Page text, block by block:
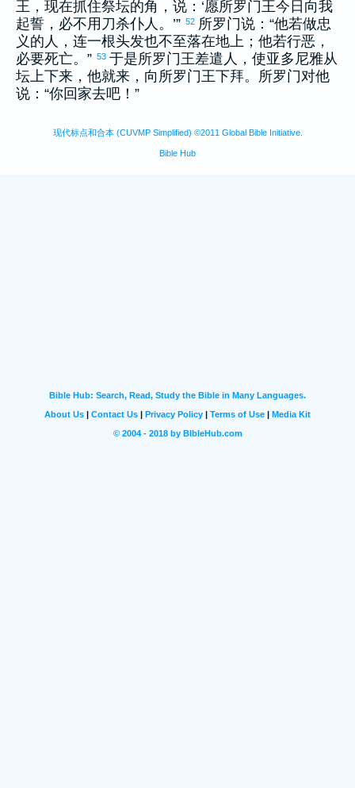
王，现在抓住祭坛的角，说：‘愿所罗门王今日向我
起誓，必不用刀杀仆人。’” 52 所罗门说：“他若做忠
义的人，连一根头发也不至落在地上；他若行恶，
必要死亡。” 53 于是所罗门王差遣人，使亚多尼雅从
坛上下来，他就来，向 所罗门王下拜。 所罗门对他
说：“你回家去吧！”
现代标点和合本 (CUVMP Simplified) ©2011 Global Bible Initiative.
Bible Hub